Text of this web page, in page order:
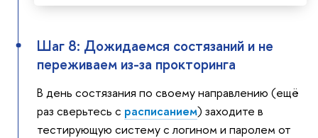
Шаг 8: Дожидаемся состязаний и не
переживаем из-за прокторинга
В день состязания по своему направлению (ещё
раз сверьтесь с расписанием) заходите в
тестирующую систему с логином и паролем от